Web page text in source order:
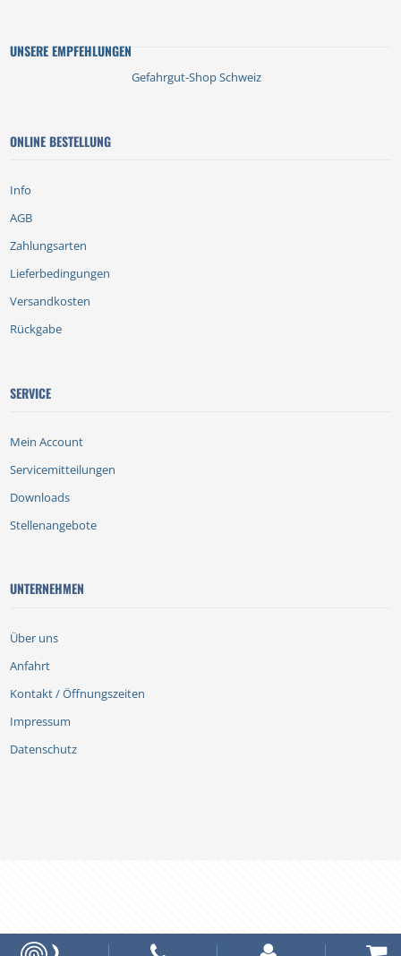
UNSERE EMPFEHLUNGEN
Gefahrgut-Shop Schweiz
ONLINE BESTELLUNG
Info
AGB
Zahlungsarten
Lieferbedingungen
Versandkosten
Rückgabe
SERVICE
Mein Account
Servicemitteilungen
Downloads
Stellenangebote
UNTERNEHMEN
Über uns
Anfahrt
Kontakt / Öffnungszeiten
Impressum
Datenschutz